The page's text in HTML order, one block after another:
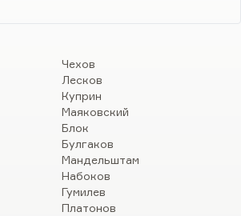
Чехов
Лесков
Куприн
Маяковский
Блок
Булгаков
Мандельштам
Набоков
Гумилев
Платонов